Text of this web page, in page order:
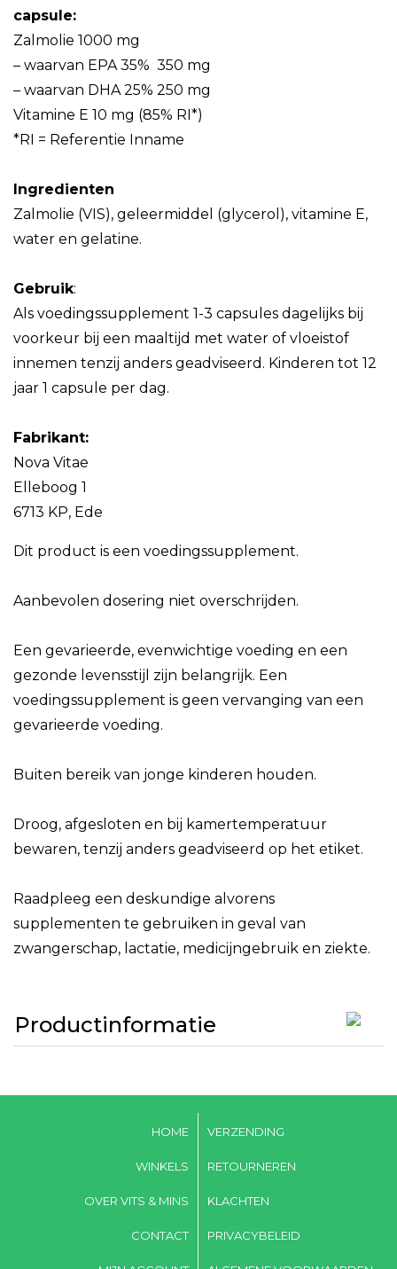
capsule:
Zalmolie 1000 mg
– waarvan EPA 35% 350 mg
– waarvan DHA 25% 250 mg
Vitamine E 10 mg (85% RI*)
*RI = Referentie Inname
Ingredienten
Zalmolie (VIS), geleermiddel (glycerol), vitamine E,
water en gelatine.
Gebruik:
Als voedingssupplement 1-3 capsules dagelijks bij
voorkeur bij een maaltijd met water of vloeistof
innemen tenzij anders geadviseerd. Kinderen tot 12
jaar 1 capsule per dag.
Fabrikant:
Nova Vitae
Elleboog 1
6713 KP, Ede
Dit product is een voedingssupplement.
Aanbevolen dosering niet overschrijden.
Een gevarieerde, evenwichtige voeding en een
gezonde levensstijl zijn belangrijk. Een
voedingssupplement is geen vervanging van een
gevarieerde voeding.
Buiten bereik van jonge kinderen houden.
Droog, afgesloten en bij kamertemperatuur
bewaren, tenzij anders geadviseerd op het etiket.
Raadpleeg een deskundige alvorens
supplementen te gebruiken in geval van
zwangerschap, lactatie, medicijngebruik en ziekte.
Productinformatie
HOME
WINKELS
OVER VITS & MINS
CONTACT
VERZENDING
RETOURNEREN
KLACHTEN
PRIVACYBELEID